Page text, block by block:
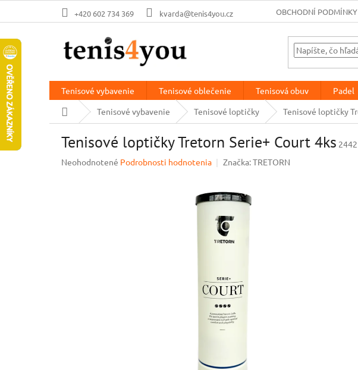
+420 602 734 369 kvarda@tenis4you.cz OBCHODNÍ PODMÍNKY
Tenisové vybavenie Tenisové oblečenie Tenisová obuv Padel
DomovTenisové vybavenie Tenisové loptičky Tenisové loptičky
Tenisové loptičky Tretorn Serie+ Court 4ks
Priemerné
Neohodnotené Podrobnosti hodnotenia Značka:TRETORN